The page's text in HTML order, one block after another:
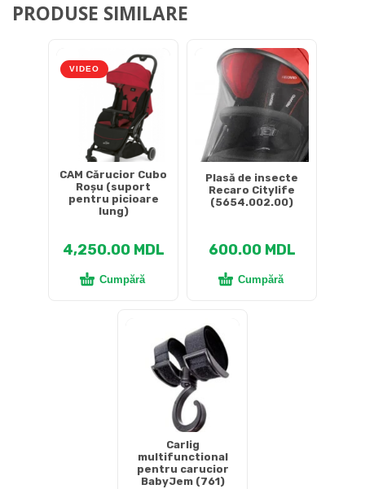
PRODUSE SIMILARE
VIDEO
CAM Cărucior Cubo
Roșu (suport
pentru picioare
lung)
4,250.00 MDL
Cumpără
Plasă de insecte
Recaro Citylife
(5654.002.00)
600.00 MDL
Cumpără
Carlig
multifunctional
pentru carucior
BabyJem (761)